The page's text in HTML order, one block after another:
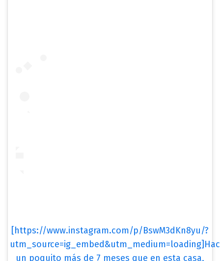
[https://www.instagram.com/p/BswM3dKn8yu/?
un poquito más de 7 meses que en esta casa,